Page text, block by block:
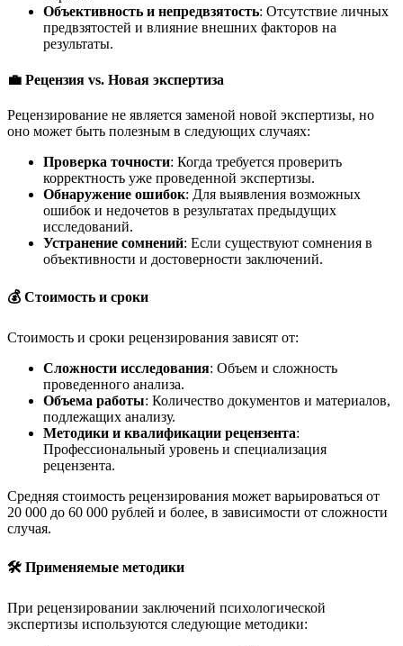
Объективность и непредвзятость: Отсутствие личных
предвзятостей и влияние внешних факторов на
результаты.
💼 Рецензия vs. Новая экспертиза
Рецензирование не является заменой новой экспертизы, но
оно может быть полезным в следующих случаях:
Проверка точности: Когда требуется проверить
корректность уже проведенной экспертизы.
Обнаружение ошибок: Для выявления возможных
ошибок и недочетов в результатах предыдущих
исследований.
Устранение сомнений: Если существуют сомнения в
объективности и достоверности заключений.
💰 Стоимость и сроки
Стоимость и сроки рецензирования зависят от:
Сложности исследования: Объем и сложность
проведенного анализа.
Объема работы: Количество документов и материалов,
подлежащих анализу.
Методики и квалификации рецензента:
Профессиональный уровень и специализация
рецензента.
Средняя стоимость рецензирования может варьироваться от
20 000 до 60 000 рублей и более, в зависимости от сложности
случая.
🛠️ Применяемые методики
При рецензировании заключений психологической
экспертизы используются следующие методики: